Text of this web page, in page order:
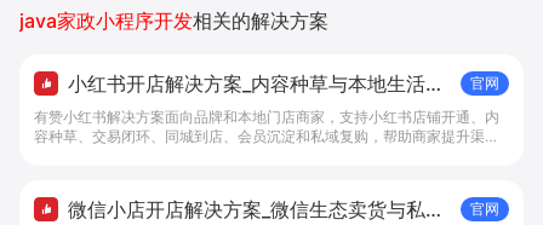
java家政小程序开发相关的解决方案
小红书开店解决方案_内容种草与本地生活转
化工具 - 做生意, 找有赞
官网
有赞小红书解决方案面向品牌和本地门店商家，支持小红书店铺开通、内
容种草、交易闭环、同城到店、会员沉淀和私域复购，帮助商家提升渠道
微信小店开店解决方案_微信生态卖货与私域
官网